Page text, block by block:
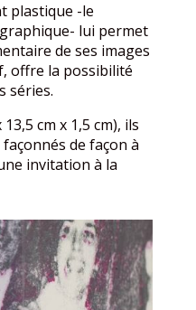
plastique -le
lui permet
de ses images
offre la possibilité
séries.
cm x 1,5 cm), ils
de façon à
invitation à la